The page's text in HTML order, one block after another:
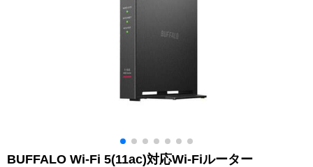
BUFFALO Wi-Fi 5(11ac)対応Wi-Fiルーター